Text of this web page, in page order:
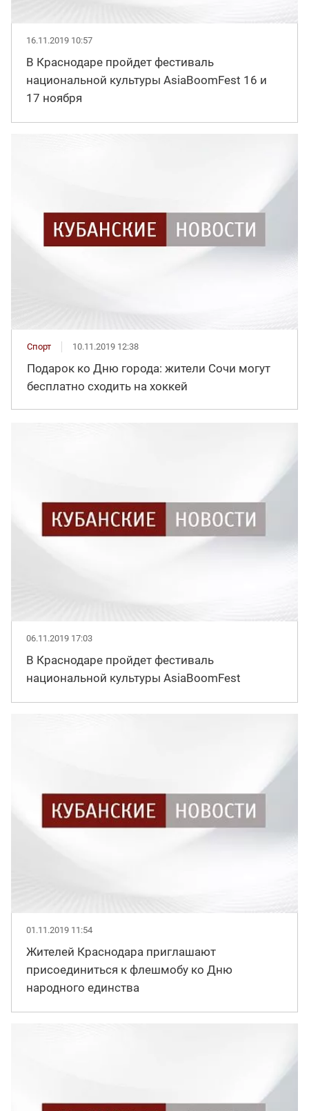
16.11.2019 10:57
В Краснодаре пройдет фестиваль
национальной культуры AsiaBoomFest 16 и
17 ноября
Спорт 10.11.2019 12:38
Подарок ко Дню города: жители Сочи могут
бесплатно сходить на хоккей
06.11.2019 17:03
В Краснодаре пройдет фестиваль
национальной культуры AsiaBoomFest
01.11.2019 11:54
Жителей Краснодара приглашают
присоединиться к флешмобу ко Дню
народного единства